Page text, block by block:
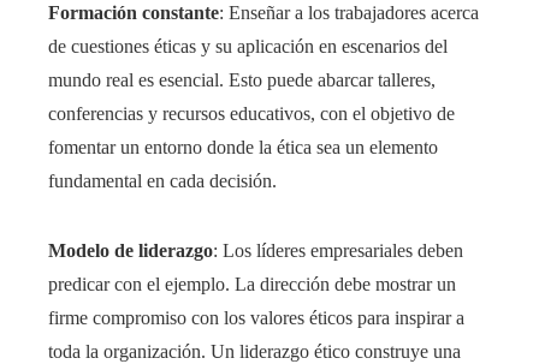
Formación constante: Enseñar a los trabajadores acerca
de cuestiones éticas y su aplicación en escenarios del
mundo real es esencial. Esto puede abarcar talleres,
conferencias y recursos educativos, con el objetivo de
fomentar un entorno donde la ética sea un elemento
fundamental en cada decisión.
Modelo de liderazgo: Los líderes empresariales deben
predicar con el ejemplo. La dirección debe mostrar un
firme compromiso con los valores éticos para inspirar a
toda la organización. Un liderazgo ético construye una